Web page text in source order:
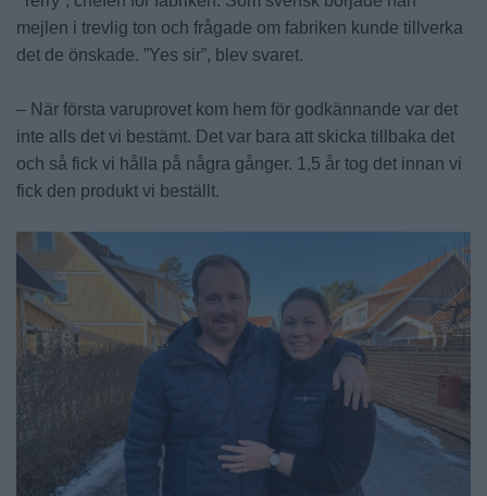
mejlen i trevlig ton och frågade om fabriken kunde tillverka
det de önskade. ”Yes sir”, blev svaret.
– När första varuprovet kom hem för godkännande var det
inte alls det vi bestämt. Det var bara att skicka tillbaka det
och så fick vi hålla på några gånger. 1,5 år tog det innan vi
fick den produkt vi beställt.